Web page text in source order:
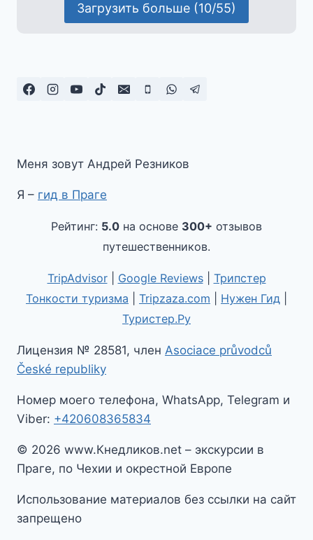
Загрузить больше (10/55)
Меня зовут Андрей Резников
Я – гид в Праге
Рейтинг: 5.0 на основе 300+ отзывов
путешественников.
TripAdvisor| Google Reviews| Трипстер
Тонкости туризма
Tripzaza.com Нужен Гид
Туристер.Ру
Лицензия № 28581, член Asociace průvodců
České republiky
Номер моего телефона, WhatsApp, Telegram и
Viber: +420608365834
© 2026 www.Кнедликов.net – экскурсии в
Праге, по Чехии и окрестной Европе
Использование материалов без ссылки на сайт
запрещено